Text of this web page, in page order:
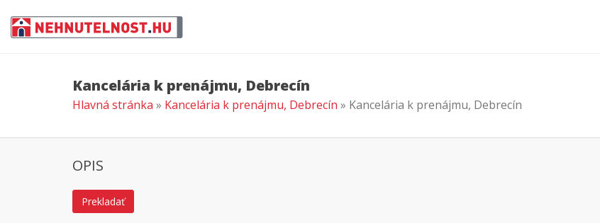
Kancelária k prenájmu, Debrecín
Hlavná stránka » Kancelária k prenájmu, Debrecín » Kancelária k prenájmu, Debrecín
OPIS
Prekladať